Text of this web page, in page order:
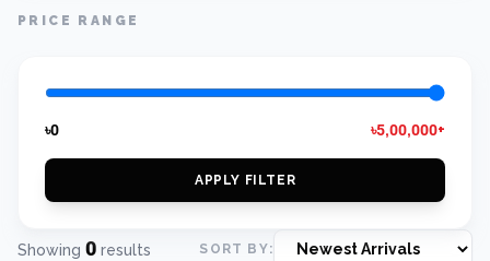
PRICE RANGE
৳0 ৳5,00,000+
APPLY FILTER
Showing 0 results SORT BY: